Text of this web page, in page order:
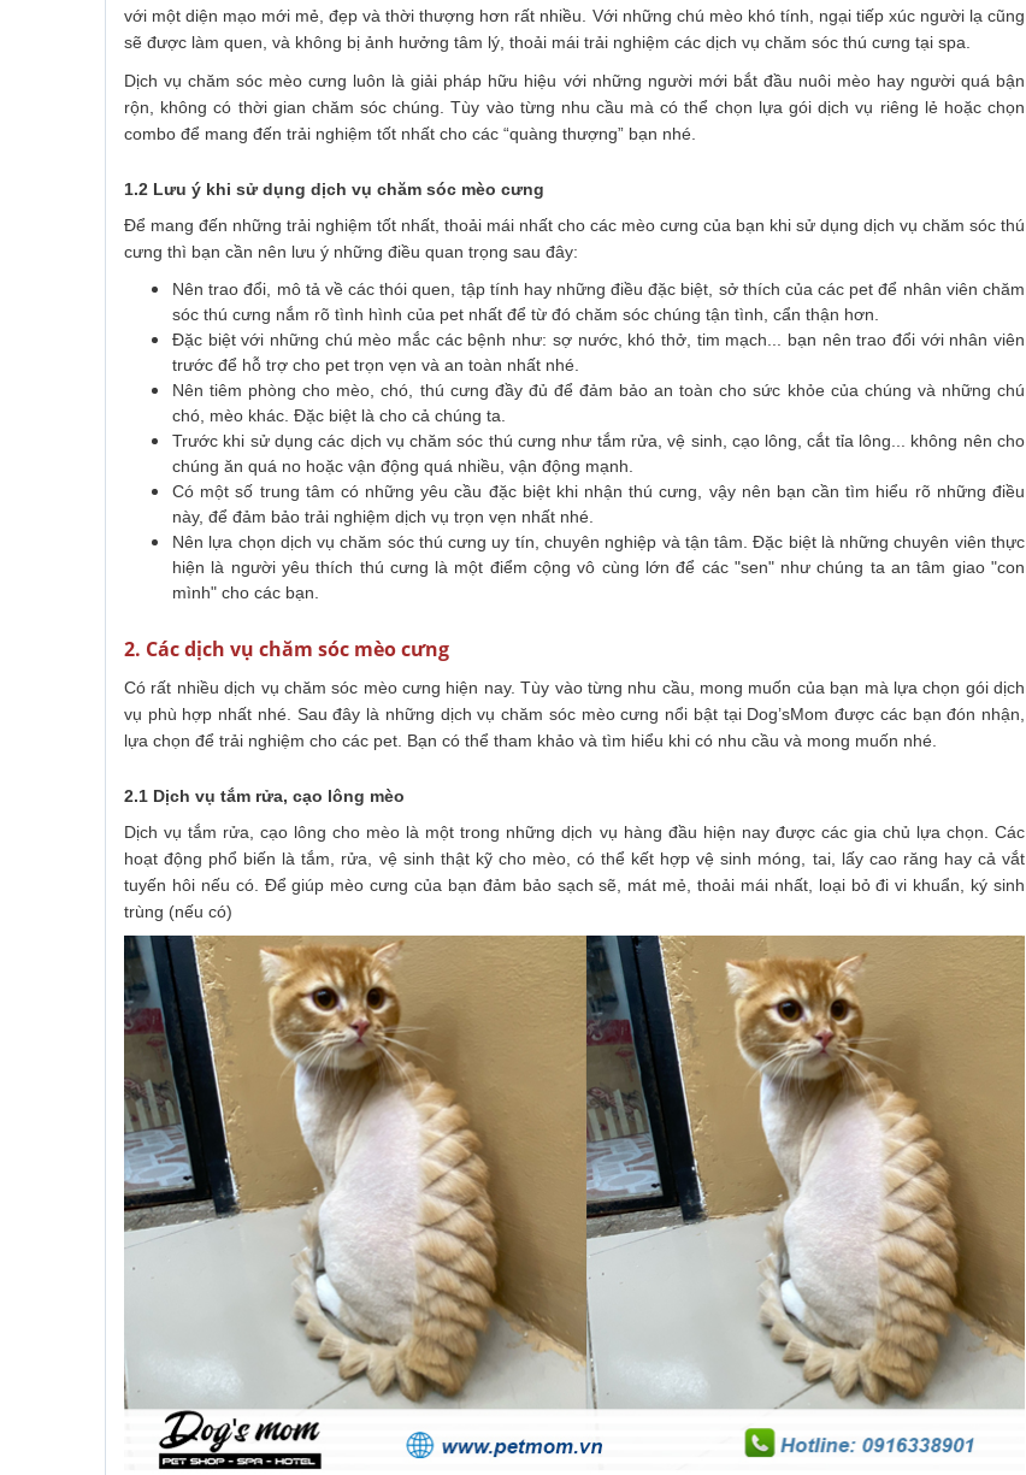
với một diện mạo mới mẻ, đẹp và thời thượng hơn rất nhiều. Với những chú mèo khó tính, ngại tiếp xúc người lạ cũng
sẽ được làm quen, và không bị ảnh hưởng tâm lý, thoải mái trải nghiệm các dịch vụ chăm sóc thú cưng tại spa.
Dịch vụ chăm sóc mèo cưng luôn là giải pháp hữu hiệu với những người mới bắt đầu nuôi mèo hay người quá bận
rộn, không có thời gian chăm sóc chúng. Tùy vào từng nhu cầu mà có thể chọn lựa gói dịch vụ riêng lẻ hoặc chọn
combo để mang đến trải nghiệm tốt nhất cho các “quàng thượng” bạn nhé.
1.2 Lưu ý khi sử dụng dịch vụ chăm sóc mèo cưng
Để mang đến những trải nghiệm tốt nhất, thoải mái nhất cho các mèo cưng của bạn khi sử dụng dịch vụ chăm sóc thú
cưng thì bạn cần nên lưu ý những điều quan trọng sau đây:
Nên trao đổi, mô tả về các thói quen, tập tính hay những điều đặc biệt, sở thích của các pet để nhân viên chăm
sóc thú cưng nắm rõ tình hình của pet nhất để từ đó chăm sóc chúng tận tình, cẩn thận hơn.
Đặc biệt với những chú mèo mắc các bệnh như: sợ nước, khó thở, tim mạch... bạn nên trao đổi với nhân viên
trước để hỗ trợ cho pet trọn vẹn và an toàn nhất nhé.
Nên tiêm phòng cho mèo, chó, thú cưng đầy đủ để đảm bảo an toàn cho sức khỏe của chúng và những chú
chó, mèo khác. Đặc biệt là cho cả chúng ta.
Trước khi sử dụng các dịch vụ chăm sóc thú cưng như tắm rửa, vệ sinh, cạo lông, cắt tỉa lông... không nên cho
chúng ăn quá no hoặc vận động quá nhiều, vận động mạnh.
Có một số trung tâm có những yêu cầu đặc biệt khi nhận thú cưng, vậy nên bạn cần tìm hiểu rõ những điều
này, để đảm bảo trải nghiệm dịch vụ trọn vẹn nhất nhé.
Nên lựa chọn dịch vụ chăm sóc thú cưng uy tín, chuyên nghiệp và tận tâm. Đặc biệt là những chuyên viên thực
hiện là người yêu thích thú cưng là một điểm cộng vô cùng lớn để các "sen" như chúng ta an tâm giao "con
mình" cho các bạn.
2. Các dịch vụ chăm sóc mèo cưng
Có rất nhiều dịch vụ chăm sóc mèo cưng hiện nay. Tùy vào từng nhu cầu, mong muốn của bạn mà lựa chọn gói dịch
vụ phù hợp nhất nhé. Sau đây là những dịch vụ chăm sóc mèo cưng nổi bật tại Dog’sMom được các bạn đón nhận,
lựa chọn để trải nghiệm cho các pet. Bạn có thể tham khảo và tìm hiểu khi có nhu cầu và mong muốn nhé.
2.1 Dịch vụ tắm rửa, cạo lông mèo
Dịch vụ tắm rửa, cạo lông cho mèo là một trong những dịch vụ hàng đầu hiện nay được các gia chủ lựa chọn. Các
hoạt động phổ biến là tắm, rửa, vệ sinh thật kỹ cho mèo, có thể kết hợp vệ sinh móng, tai, lấy cao răng hay cả vắt
tuyến hôi nếu có. Để giúp mèo cưng của bạn đảm bảo sạch sẽ, mát mẻ, thoải mái nhất, loại bỏ đi vi khuẩn, ký sinh
trùng (nếu có)